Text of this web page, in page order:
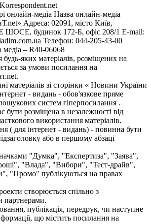
онлайн-медіа Назва онлайн-медіа –
Адреса: 02091, місто Київ,
будинок 172-Б, офіс 208/1 E-mail:
Телефон: 044-205-43-00
медіа – R40-06068
яких матеріалів, розміщених на
за умови посилання на
матеріалів зі сторінки « Новини України
- видань - обов'язкове пряме
систем гіперпосилання .
бути розміщена в незалежності від
використання матеріалів.
( для інтернет - видань) - повинна бути
або в першому абзаці
"Думка", "Експертиза", "Заява",
"Влада", "Вибори", "Тест-драйв",
"Промо" публікуються на правах
створюється спільно з
партнерами.
публікація, передрук, чи наступне
що містить посилання на